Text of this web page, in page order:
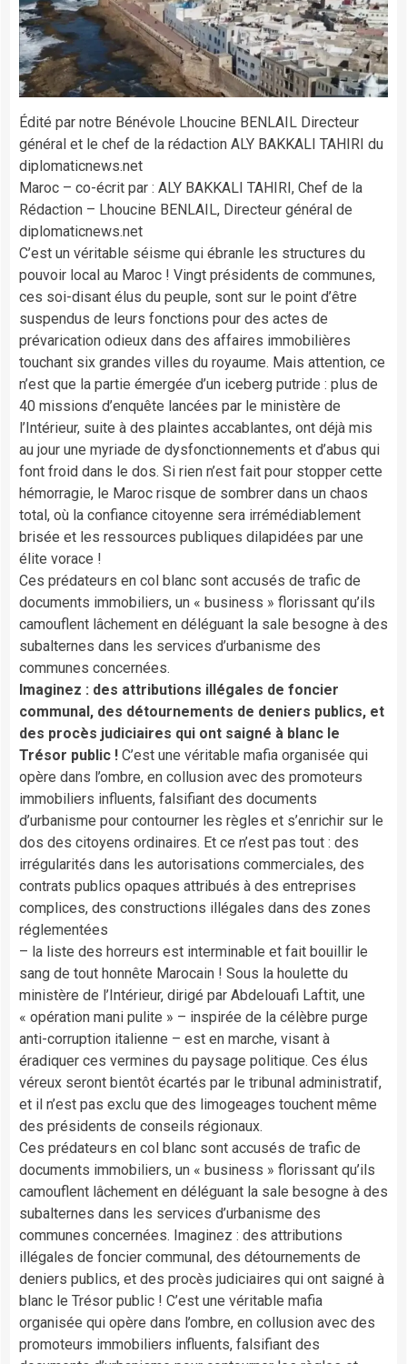
Édité par notre Bénévole Lhoucine BENLAIL Directeur
général et le chef de la rédaction ALY BAKKALI TAHIRI du
diplomaticnews.net
Maroc – co-écrit par : ALY BAKKALI TAHIRI, Chef de la
Rédaction – Lhoucine BENLAIL, Directeur général de
diplomaticnews.net
C’est un véritable séisme qui ébranle les structures du
pouvoir local au Maroc ! Vingt présidents de communes,
ces soi-disant élus du peuple, sont sur le point d’être
suspendus de leurs fonctions pour des actes de
prévarication odieux dans des affaires immobilières
touchant six grandes villes du royaume. Mais attention, ce
n’est que la partie émergée d’un iceberg putride : plus de
40 missions d’enquête lancées par le ministère de
l’Intérieur, suite à des plaintes accablantes, ont déjà mis
au jour une myriade de dysfonctionnements et d’abus qui
font froid dans le dos. Si rien n’est fait pour stopper cette
hémorragie, le Maroc risque de sombrer dans un chaos
total, où la confiance citoyenne sera irrémédiablement
brisée et les ressources publiques dilapidées par une
élite vorace !
Ces prédateurs en col blanc sont accusés de trafic de
documents immobiliers, un « business » florissant qu’ils
camouflent lâchement en déléguant la sale besogne à des
subalternes dans les services d’urbanisme des
communes concernées.
Imaginez : des attributions illégales de foncier
communal, des détournements de deniers publics, et
des procès judiciaires qui ont saigné à blanc le
Trésor public ! C’est une véritable mafia organisée qui
opère dans l’ombre, en collusion avec des promoteurs
immobiliers influents, falsifiant des documents
d’urbanisme pour contourner les règles et s’enrichir sur le
dos des citoyens ordinaires. Et ce n’est pas tout : des
irrégularités dans les autorisations commerciales, des
contrats publics opaques attribués à des entreprises
complices, des constructions illégales dans des zones
réglementées
– la liste des horreurs est interminable et fait bouillir le
sang de tout honnête Marocain ! Sous la houlette du
ministère de l’Intérieur, dirigé par Abdelouafi Laftit, une
« opération mani pulite » – inspirée de la célèbre purge
anti-corruption italienne – est en marche, visant à
éradiquer ces vermines du paysage politique. Ces élus
véreux seront bientôt écartés par le tribunal administratif,
et il n’est pas exclu que des limogeages touchent même
des présidents de conseils régionaux.
Ces prédateurs en col blanc sont accusés de trafic de
documents immobiliers, un « business » florissant qu’ils
camouflent lâchement en déléguant la sale besogne à des
subalternes dans les services d’urbanisme des
communes concernées. Imaginez : des attributions
illégales de foncier communal, des détournements de
deniers publics, et des procès judiciaires qui ont saigné à
blanc le Trésor public ! C’est une véritable mafia
organisée qui opère dans l’ombre, en collusion avec des
promoteurs immobiliers influents, falsifiant des